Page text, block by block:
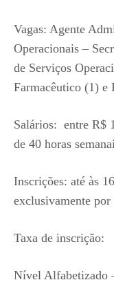
Vagas: Agente
Operacionais –
de Serviços
Farmacêutico (1) e
Salários: entre R$
de 40 horas
Inscrições: até às
exclusivamente
Taxa de inscrição:
Nível Alfabetizado